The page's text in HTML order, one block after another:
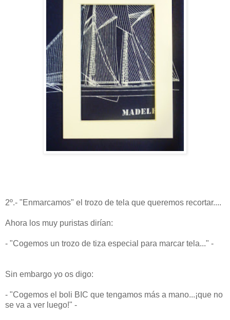
2º.- "Enmarcamos" el trozo de tela que queremos recortar....
Ahora los muy puristas dirían:
- "Cogemos un trozo de tiza especial para marcar tela..." -
Sin embargo yo os digo:
- "Cogemos el boli BIC que tengamos más a mano...¡que no
se va a ver luego!" -